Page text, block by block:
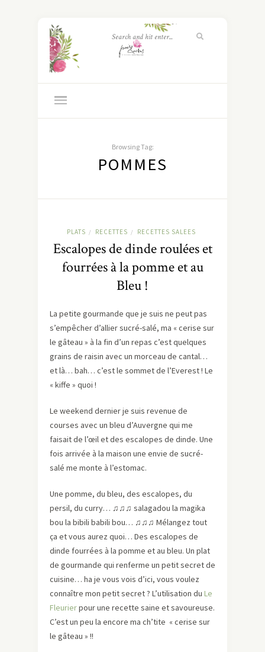
Browsing Tag:
POMMES
PLATS / RECETTES / RECETTES SALEES
Escalopes de dinde roulées et
fourrées à la pomme et au
Bleu !
La petite gourmande que je suis ne peut pas
s’empêcher d’allier sucré-salé, ma « cerise sur
le gâteau » à la fin d’un repas c’est quelques
grains de raisin avec un morceau de cantal…
et là… bah… c’est le sommet de l’Everest ! Le
« kiffe » quoi !
Le weekend dernier je suis revenue de
courses avec un bleu d’Auvergne qui me
faisait de l’œil et des escalopes de dinde. Une
fois arrivée à la maison une envie de sucré-
salé me monte à l’estomac.
Une pomme, du bleu, des escalopes, du
persil, du curry… ♫ ♫ ♫ salagadou la magika
bou la bibili babili bou… ♫ ♫ ♫ Mélangez tout
ça et vous aurez quoi… Des escalopes de
dinde fourrées à la pomme et au bleu. Un plat
de gourmande qui renferme un petit secret de
cuisine… ha je vous vois d’ici, vous voulez
connaître mon petit secret ? L’utilisation du Le
Fleurierpour une recette saine et savoureuse.
C’est un peu la encore ma ch’tite « cerise sur
le gâteau » !!